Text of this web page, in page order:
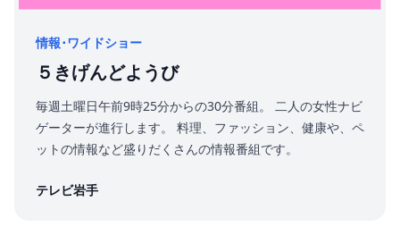
情報･ワイドショー
５きげんどようび
毎週土曜日午前9時25分からの30分番組。 二人の女性ナビ
ゲーターが進行します。 料理、ファッション、健康や、ペ
ットの情報など盛りだくさんの情報番組です。
テレビ岩手